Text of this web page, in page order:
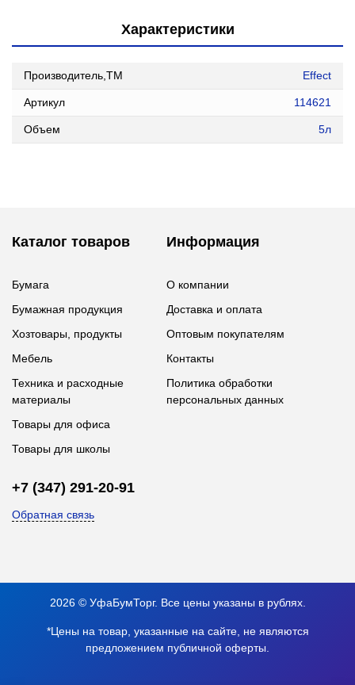
Характеристики
Производитель,ТМ Effect
Артикул 114621
Объем 5л
Каталог товаров
Бумага
Бумажная продукция
Хозтовары, продукты
Мебель
Техника и расходные
материалы
Товары для офиса
Товары для школы
Информация
О компании
Доставка и оплата
Оптовым покупателям
Контакты
Политика обработки
персональных данных
+7 (347) 291-20-91
Обратная связь
2026 © УфаБумТорг. Все цены указаны в рублях.
*Цены на товар, указанные на сайте, не являются
предложением публичной оферты.